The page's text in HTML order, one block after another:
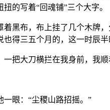
的写着“回魂铺”三个大字。
黑布，布上挂了几个木牌
也得三五个月的，这一时辰
把大刀横拦在我身前，我
眼：“尘稷山路招摇。”